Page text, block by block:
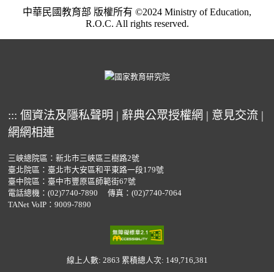
中華民國教育部 版權所有 ©2024 Ministry of Education,
R.O.C. All rights reserved.
::: 個資法及隱私聲明 | 辭典公眾授權網 | 意見交流 |
網網相連
三峽總院區：新北市三峽區三樹路2號
臺北院區：臺北市大安區和平東路一段179號
臺中院區：臺中市豐原區師範街67號
電話總機： (02)7740-7890
傳真：(02)7740-7064
TANet VoIP：9009-7890
線上人數: 2863 累積總人次: 149,716,381